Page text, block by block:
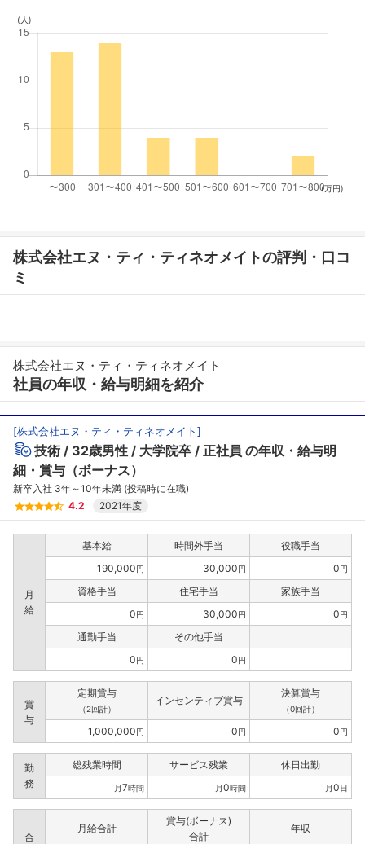
(人)
(万円)
株式会社エヌ・ティ・ティネオメイトの評判・口コ
ミ
株式会社エヌ・ティ・ティネオメイト
社員の年収・給与明細を紹介
[株式会社エヌ・ティ・ティネオメイト]
技術 32歳男性 大学院卒 正社員 の年収・給与明
細・賞与（ボーナス）
新卒入社 3年～10年未満 (投稿時に在職)
4.2
2021年度
月
給
基本給 時間外手当
役職手当
190,000円 30,000円 0円
資格手当 住宅手当
家族手当
0円 30,000円 0円
通勤手当
その他手当
0円 0円
賞
与
定期賞与
（2回計）
インセンティブ賞与
決算賞与
（0回計）
1,000,000円 0円 0円
勤
務
総残業時間 サービス残業 休日出勤
月7時間 月0時間 月0日
合
月給合計
賞与(ボーナス)
合計
年収